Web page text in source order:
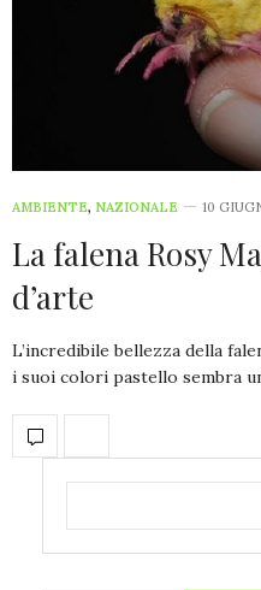
AMBIENTE, NAZIONALE 10
La falena Rosy
d’arte
L’incredibile bellezza della
i suoi colori pastello sembra